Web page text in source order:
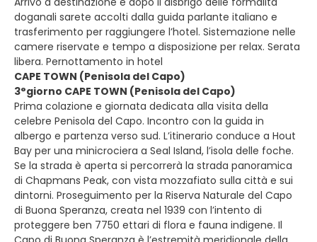
doganali sarete accolti dalla guida parlante italiano e
trasferimento per raggiungere l’hotel. Sistemazione nelle
camere riservate e tempo a disposizione per relax. Serata
libera. Pernottamento in hotel
CAPE TOWN (Penisola del Capo)
3°giorno CAPE TOWN (Penisola del Capo)
Prima colazione e giornata dedicata alla visita della
celebre Penisola del Capo. Incontro con la guida in
albergo e partenza verso sud. L’itinerario conduce a Hout
Bay per una minicrociera a Seal Island, l’isola delle foche.
Se la strada è aperta si percorrerà la strada panoramica
di Chapmans Peak, con vista mozzafiato sulla città e sui
dintorni. Proseguimento per la Riserva Naturale del Capo
di Buona Speranza, creata nel 1939 con l’intento di
proteggere ben 7750 ettari di flora e fauna indigene. Il